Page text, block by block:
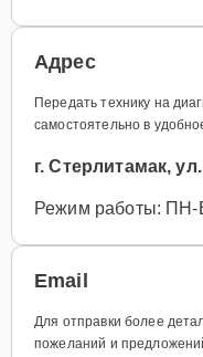
Адрес
Передать технику на
самостоятельно в
г. Стерлитамак,
Режим работы: ПН-
Email
Для отправки более
пожеланий и